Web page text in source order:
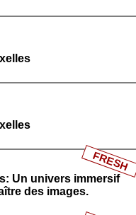
Un univers immersif
des images.
FRESH